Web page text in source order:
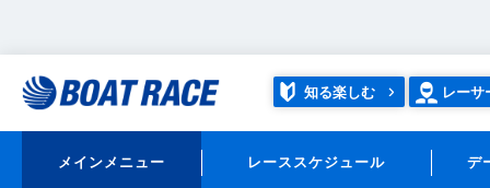
知る楽しむ レーサ
メインメニュー レーススケジュール デ